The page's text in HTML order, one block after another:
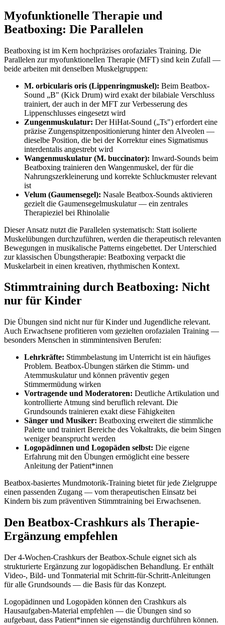
Myofunktionelle Therapie und
Beatboxing: Die Parallelen
Beatboxing ist im Kern hochpräzises orofaziales Training. Die
Parallelen zur myofunktionellen Therapie (MFT) sind kein Zufall —
beide arbeiten mit denselben Muskelgruppen:
M. orbicularis oris (Lippenringmuskel): Beim Beatbox-
Sound „B" (Kick Drum) wird exakt der bilabiale Verschluss
trainiert, der auch in der MFT zur Verbesserung des
Lippenschlusses eingesetzt wird
Zungenmuskulatur: Der HiHat-Sound („Ts") erfordert eine
präzise Zungenspitzenpositionierung hinter den Alveolen —
dieselbe Position, die bei der Korrektur eines Sigmatismus
interdentalis angestrebt wird
Wangenmuskulatur (M. buccinator): Inward-Sounds beim
Beatboxing trainieren den Wangenmuskel, der für die
Nahrungszerkleinerung und korrekte Schluckmuster relevant
ist
Velum (Gaumensegel): Nasale Beatbox-Sounds aktivieren
gezielt die Gaumensegelmuskulatur — ein zentrales
Therapieziel bei Rhinolalie
Dieser Ansatz nutzt die Parallelen systematisch: Statt isolierte
Muskelübungen durchzuführen, werden die therapeutisch relevanten
Bewegungen in musikalische Patterns eingebettet. Der Unterschied
zur klassischen Übungstherapie: Beatboxing verpackt die
Muskelarbeit in einen kreativen, rhythmischen Kontext.
Stimmtraining durch Beatboxing: Nicht
nur für Kinder
Die Übungen sind nicht nur für Kinder und Jugendliche relevant.
Auch Erwachsene profitieren vom gezielten orofazialen Training —
besonders Menschen in stimmintensiven Berufen:
Lehrkräfte: Stimmbelastung im Unterricht ist ein häufiges
Problem. Beatbox-Übungen stärken die Stimm- und
Atemmuskulatur und können präventiv gegen
Stimmermüdung wirken
Vortragende und Moderatoren: Deutliche Artikulation und
kontrollierte Atmung sind beruflich relevant. Die
Grundsounds trainieren exakt diese Fähigkeiten
Sänger und Musiker: Beatboxing erweitert die stimmliche
Palette und trainiert Bereiche des Vokaltrakts, die beim Singen
weniger beansprucht werden
Logopädinnen und Logopäden selbst: Die eigene
Erfahrung mit den Übungen ermöglicht eine bessere
Anleitung der Patient*innen
Beatbox-basiertes Mundmotorik-Training bietet für jede Zielgruppe
einen passenden Zugang — vom therapeutischen Einsatz bei
Kindern bis zum präventiven Stimmtraining bei Erwachsenen.
Den Beatbox-Crashkurs als Therapie-
Ergänzung empfehlen
Der 4-Wochen-Crashkurs der Beatbox-Schule eignet sich als
strukturierte Ergänzung zur logopädischen Behandlung. Er enthält
Video-, Bild- und Tonmaterial mit Schritt-für-Schritt-Anleitungen
für alle Grundsounds — die Basis für das Konzept.
Logopädinnen und Logopäden können den Crashkurs als
Hausaufgaben-Material empfehlen — die Übungen sind so
aufgebaut, dass Patient*innen sie eigenständig durchführen können.